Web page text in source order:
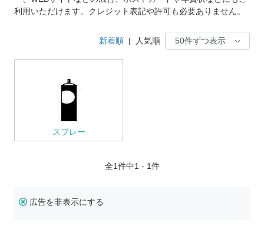
利用いただけます。クレジット表記や許可も必要ありません。
新着順 | 人気順
スプレー
全1件中1 - 1件
広告を非表示にする